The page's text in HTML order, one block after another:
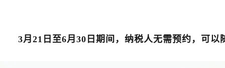
3月21日至6月30日期间，纳税人无需预约，可以